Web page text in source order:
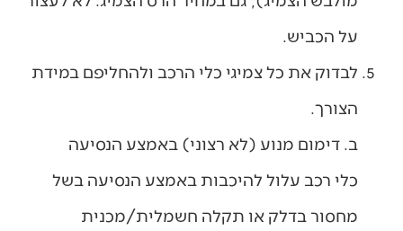
על הכביש.
לבדוק את כל צמיגי כלי הרכב ולהחליפם במידת
הצורך.
ב. דימום מנוע (לא רצוני) באמצע הנסיעה
כלי רכב עלול להיכבות באמצע הנסיעה בשל
מחסור בדלק או תקלה חשמלית/מכנית